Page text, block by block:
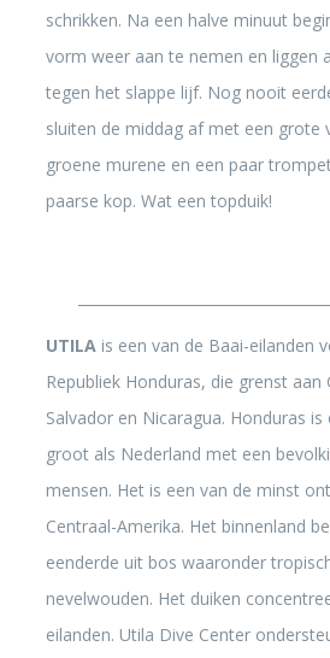
schrikken. Na een halve minuut
vorm weer aan te nemen en liggen
tegen het slappe lijf. Nog nooit
sluiten de middag af met een grote
groene murene en een paar
paarse kop. Wat een topduik!
UTILAis een van de Baai-eilanden
Republiek Honduras, die grenst aan
Salvador en Nicaragua. Honduras
groot als Nederland met een
mensen. Het is een van de minst
Centraal-Amerika. Het binnenland
eenderde uit bos waaronder
nevelwouden. Het duiken
eilanden. Utila Dive Center